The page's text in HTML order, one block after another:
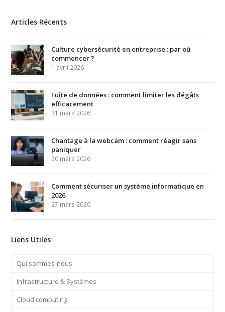
Articles Récents
Culture cybersécurité en entreprise : par où
commencer ?
1 avril 2026
Fuite de données : comment limiter les dégâts
efficacement
31 mars 2026
Chantage à la webcam : comment réagir sans
paniquer
30 mars 2026
Comment sécuriser un système informatique en
2026
27 mars 2026
Liens Utiles
Qui sommes-nous
Infrastructure & Systèmes
Cloud computing